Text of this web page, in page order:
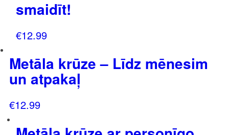
smaidīt!
€12.99
Metāla krūze – Līdz mēnesim
un atpakaļ
€12.99